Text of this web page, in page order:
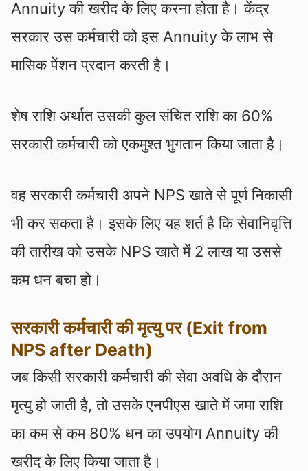
Annuity की खरीद के लिए करना होता है। केंद्र
सरकार उस कर्मचारी को इस Annuity के लाभ से
मासिक पेंशन प्रदान करती है।
शेष राशि अर्थात उसकी कुल संचित राशि का 60%
सरकारी कर्मचारी को एकमुश्त भुगतान किया जाता है।
वह सरकारी कर्मचारी अपने NPS खाते से पूर्ण निकासी
भी कर सकता है। इसके लिए यह शर्त है कि सेवानिवृत्ति
की तारीख को उसके NPS खाते में 2 लाख या उससे
कम धन बचा हो।
सरकारी कर्मचारी की मृत्यु पर (Exit from
NPS after Death)
जब किसी सरकारी कर्मचारी की सेवा अवधि के दौरान
मृत्यु हो जाती है, तो उसके एनपीएस खाते में जमा राशि
का कम से कम 80% धन का उपयोग Annuity की
खरीद के लिए किया जाता है।